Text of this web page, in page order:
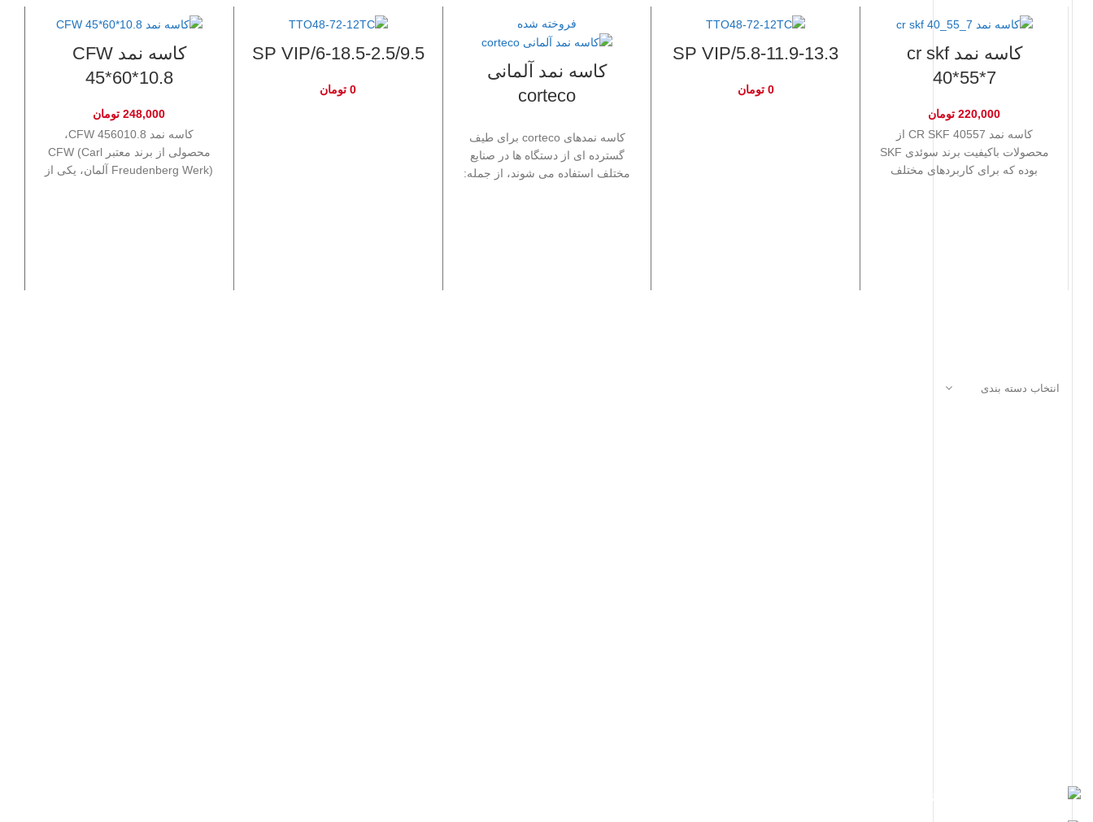
انتخاب دسته بندی
کاسه نمد cr skf
40*55*7
220,000 تومان
کاسه نمد CR SKF 40557 از
محصولات باکیفیت برند سوئدی SKF
بوده که برای کاربردهای مختلف
5.8-11.9-13.3/SP VIP
0 تومان
فروخته شده
کاسه نمد آلمانی
corteco
کاسه نمدهای corteco برای طیف
گسترده ای از دستگاه ها در صنایع
مختلف استفاده می شوند، از جمله:
6-18.5-2.5/9.5/SP VIP
0 تومان
کاسه نمد CFW
45*60*10.8
248,000 تومان
کاسه نمد CFW 456010.8،
محصولی از برند معتبر CFW (Carl
Freudenberg Werk) آلمان، یکی از